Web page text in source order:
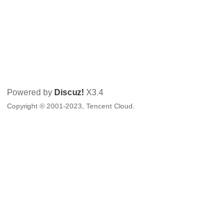
Powered by Discuz! X3.4
Copyright © 2001-2023, Tencent Cloud.